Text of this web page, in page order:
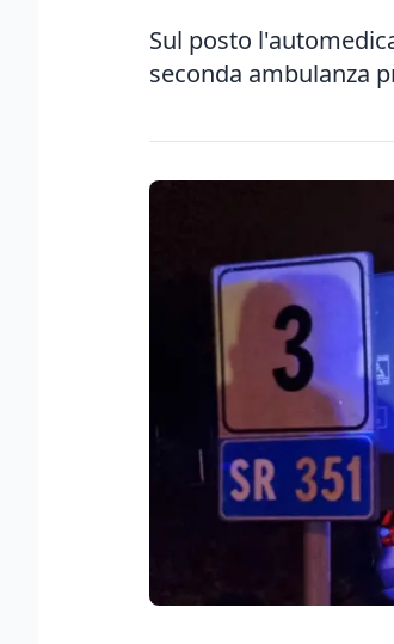
Sul posto
seconda ambulanza